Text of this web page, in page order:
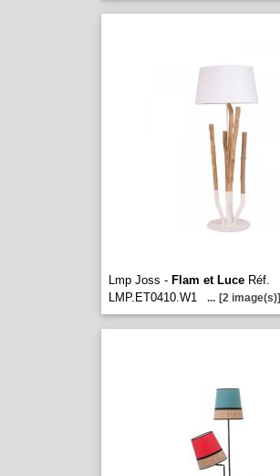
Lmp Joss - Flam et LuceRéf.
LMP.ET0410.W1
... [2 image(s)]